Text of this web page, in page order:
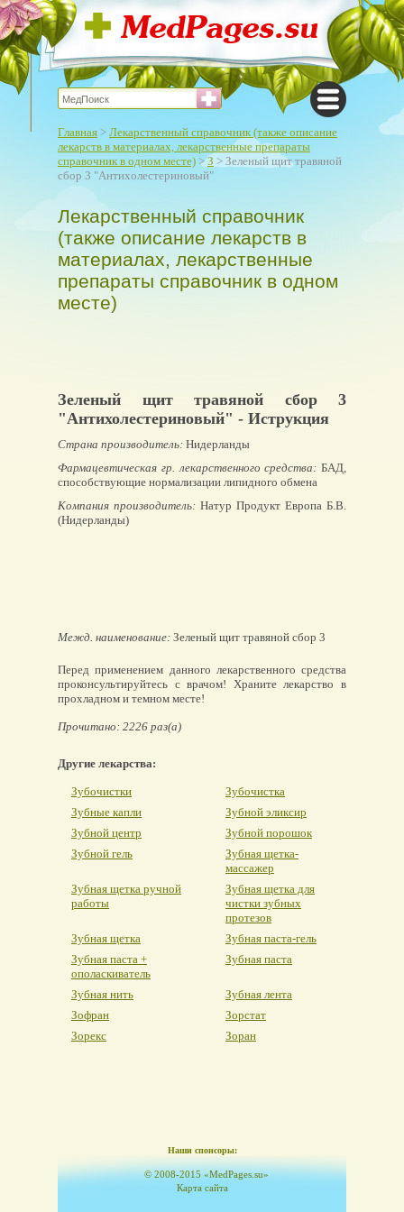
Главная > Лекарственный справочник (также описание
лекарств в материалах, лекарственные препараты
справочник в одном месте) >З > Зеленый щит травяной
сбор 3 "Антихолестериновый"
Лекарственный справочник
(также описание лекарств в
материалах, лекарственные
препараты справочник в одном
месте)
Зеленый щит травяной сбор 3
"Антихолестериновый" - Иструкция
Страна производитель: Нидерланды
Фармацевтическая гр. лекарственного средства: БАД,
способствующие нормализации липидного обмена
Компания производитель: Натур Продукт Европа Б.В.
(Нидерланды)
Межд. наименование: Зеленый щит травяной сбор 3
Перед применением данного лекарственного средства
проконсультируйтесь с врачом! Храните лекарство в
прохладном и темном месте!
Прочитано: 2226 раз(а)
Другие лекарства:
Зубочистки
Зубочистка
Зубные капли
Зубной эликсир
Зубной центр
Зубной порошок
Зубной гель
Зубная щетка-
массажер
Зубная щетка ручной
работы
Зубная щетка для
чистки зубных
протезов
Зубная щетка
Зубная паста-гель
Зубная паста +
ополаскиватель
Зубная паста
Зубная нить
Зубная лента
Зофран
Зорстат
Зорекс
Зоран
Наши спонсоры:
© 2008-2015 «MedPages.su»
Карта сайта